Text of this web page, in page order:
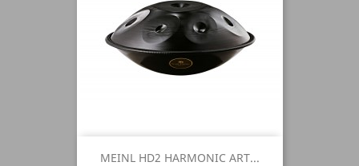
MEINL HD2 HARMONIC ART...